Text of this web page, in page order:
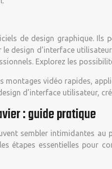
de design graphique.
design d’interface
Explorez les
vidéo rapides,
d’interface utilisateur,
: guide pratique
sembler intimidantes
étapes essentielles pour